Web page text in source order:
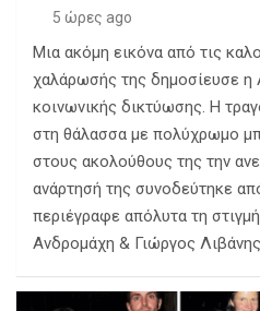
5 ώρες ago
Μια ακόμη εικόνα από τις
χαλάρωσής της δημοσίευσε η
κοινωνικής δικτύωσης. Η
στη θάλασσα με πολύχρωμο
στους ακολούθους της την
ανάρτησή της συνοδεύτηκε
περιέγραφε απόλυτα τη
Ανδρομάχη & Γιώργος